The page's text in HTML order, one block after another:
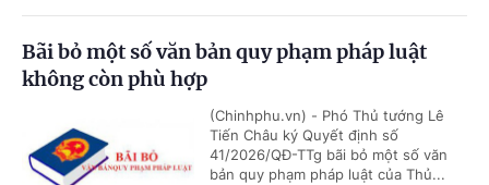
Bãi bỏ một số văn bản quy phạm pháp luật
không còn phù hợp
(Chinhphu.vn) - Phó Thủ tướng Lê
Tiến Châu ký Quyết định số
41/2026/QĐ-TTg bãi bỏ một số văn
bản quy phạm pháp luật của Thủ...